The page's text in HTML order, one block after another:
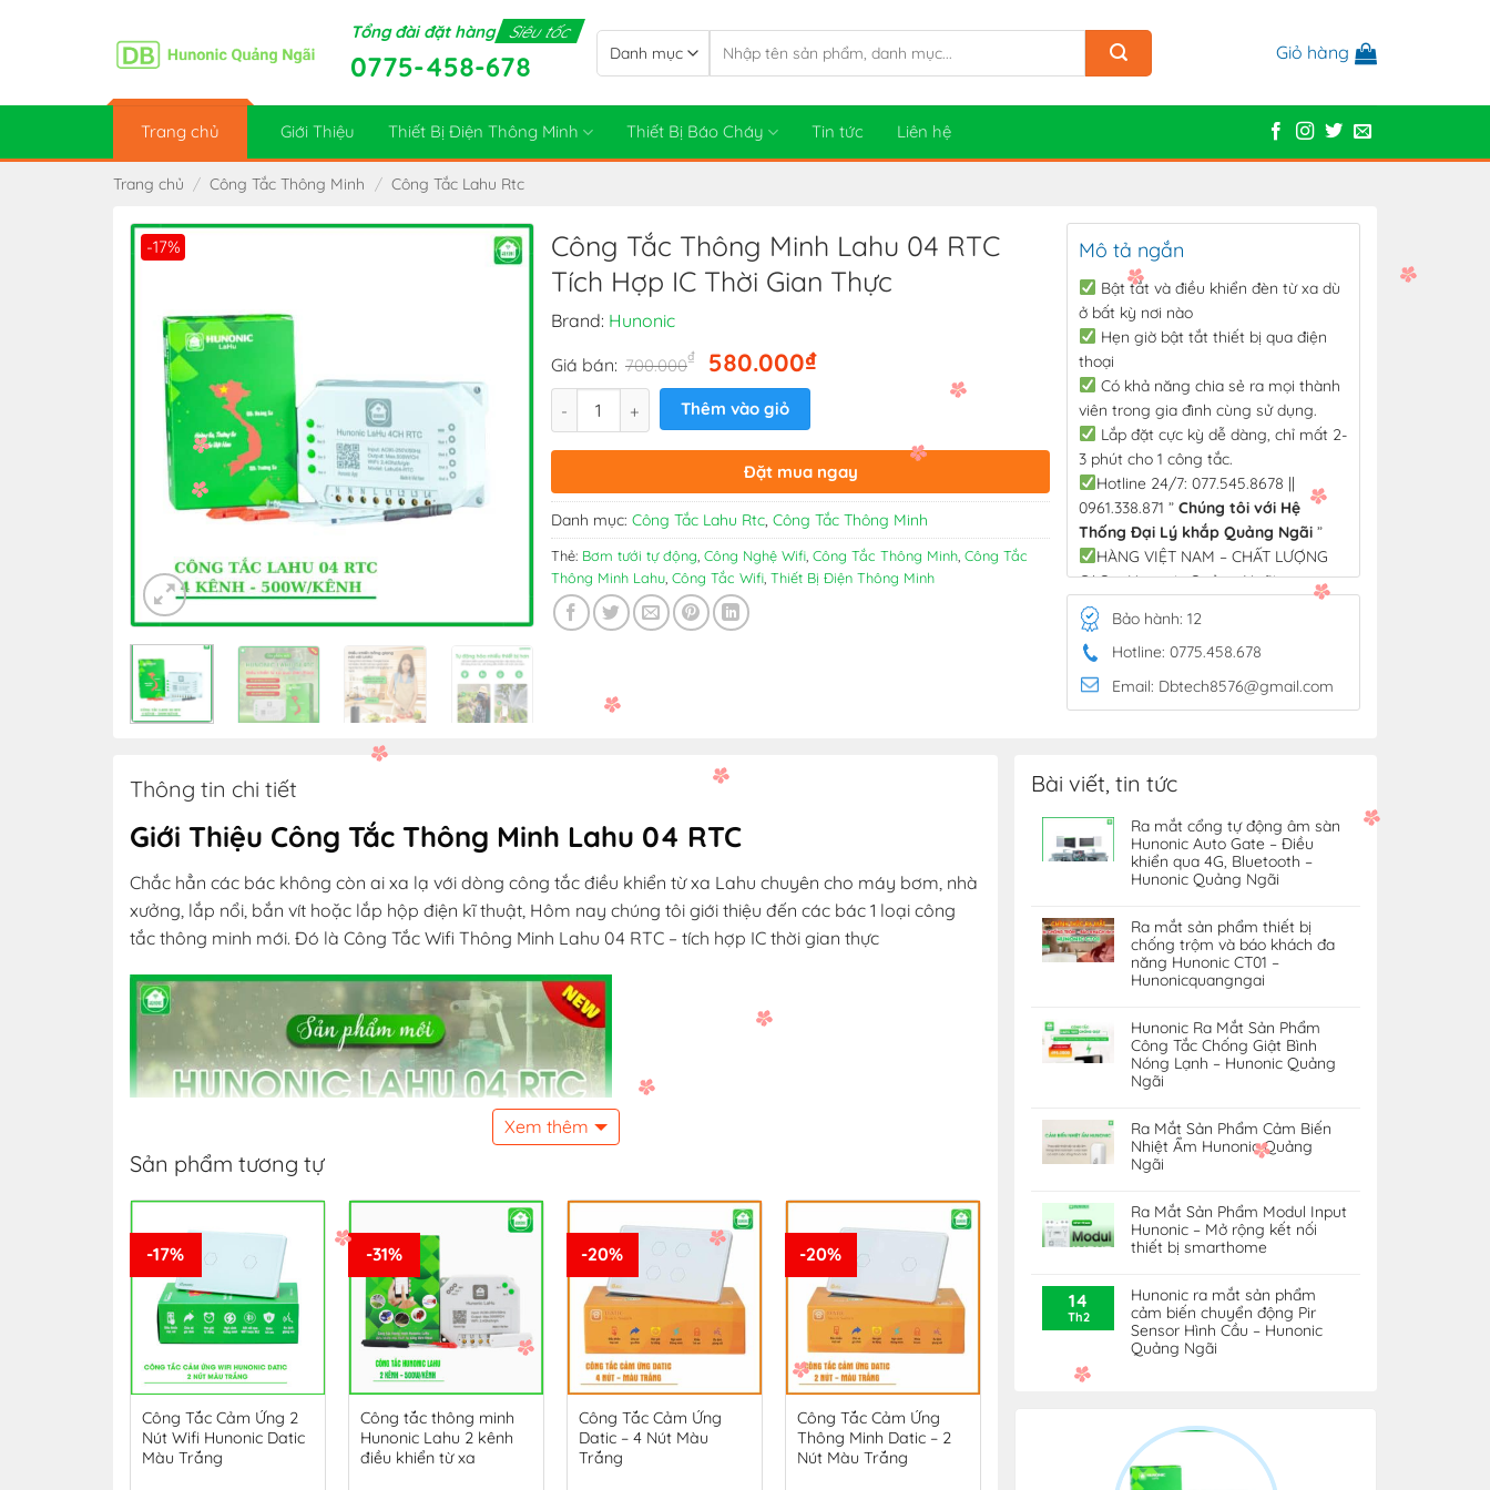
Tổng đài đặt hàng Siêu tốc
0775-458-678
kiếm:
Giỏ hàng
Trang chủ Giới Thiệu Thiết Bị Điện Thông Minh Thiết Bị Báo Cháy Tin tức Liên hệ
Trang chủ / Công Tắc Thông Minh / Công Tắc Lahu Rtc
-17%
Công Tắc Thông Minh Lahu 04 RTC
Tích Hợp IC Thời Gian Thực
Brand: Hunonic
Giá bán: 700.000₫ Giá
gốc
là:
700.000₫.
580.000₫Giá
580.000₫.
Thêm vào giỏ
Đặt mua ngay
Danh mục: Công Tắc Lahu Rtc, Công Tắc Thông Minh
Thẻ: Bơm tưới tự động Công Nghệ Wifi Công Tắc Thông Minh Công Tắc
Thông Minh Lahu Công Tắc Wifi Thiết Bị Điện Thông Minh
Mô tả ngắn
Bật tắt và điều khiển đèn từ xa dù
ở bất kỳ nơi nào
Hẹn giờ bật tắt thiết bị qua điện
thoại
Có khả năng chia sẻ ra mọi thành
viên trong gia đình cùng sử dụng.
Lắp đặt cực kỳ dễ dàng, chỉ mất 2-
3 phút cho 1 công tắc.
Hotline 24/7: 077.545.8678 ||
0961.338.871 ” Chúng tôi với Hệ
Thống Đại Lý khắp Quảng Ngãi ”
HÀNG VIỆT NAM – CHẤT LƯỢNG
CAO – Hunonic Quảng Ngãi
Bảo hành: 12
Hotline: 0775.458.678
Email: Dbtech8576@gmail.com
Thông tin chi tiết
Giới Thiệu Công Tắc Thông Minh Lahu 04 RTC
Chắc hẳn các bác không còn ai xa lạ với dòng công tắc điều khiển từ xa Lahu chuyên cho máy bơm, nhà
xưởng, lắp nổi, bắn vít hoặc lắp hộp điện kĩ thuật, Hôm nay chúng tôi giới thiệu đến các bác 1 loại công
tắc thông minh mới. Đó là Công Tắc Wifi Thông Minh Lahu 04 RTC – tích hợp IC thời gian thực
Xem thêm
Sản phẩm tương tự
-17%
Công Tắc Cảm Ứng 2
Nút Wifi Hunonic Datic
Màu Trắng
-31%
Công tắc thông minh
Hunonic Lahu 2 kênh
điều khiển từ xa
-20%
Công Tắc Cảm Ứng
Datic – 4 Nút Màu
Trắng
-20%
Công Tắc Cảm Ứng
Thông Minh Datic – 2
Nút Màu Trắng
Bài viết, tin tức
Ra mắt cổng tự động âm sàn
Hunonic Auto Gate – Điều
khiển qua 4G, Bluetooth –
Hunonic Quảng Ngãi
Ra mắt sản phẩm thiết bị
chống trộm và báo khách đa
năng Hunonic CT01 –
Hunonicquangngai
Hunonic Ra Mắt Sản Phẩm
Công Tắc Chống Giật Bình
Nóng Lạnh – Hunonic Quảng
Ngãi
Ra Mắt Sản Phẩm Cảm Biến
Nhiệt Ẩm Hunonic Quảng
Ngãi
Ra Mắt Sản Phẩm Modul Input
Hunonic – Mở rộng kết nối
thiết bị smarthome
14
Th2
Hunonic ra mắt sản phẩm
cảm biến chuyển động Pir
Sensor Hình Cầu – Hunonic
Quảng Ngãi